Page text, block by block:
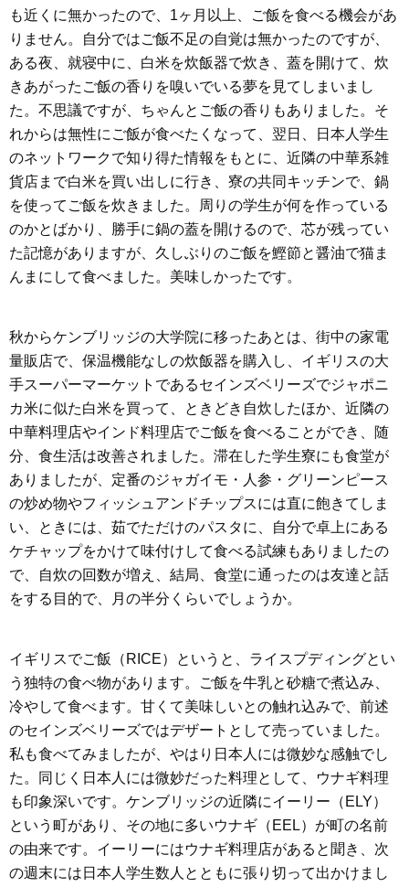
も近くに無かったので、1ヶ月以上、ご飯を食べる機会があ
りません。自分ではご飯不足の自覚は無かったのですが、
ある夜、就寝中に、白米を炊飯器で炊き、蓋を開けて、炊
きあがったご飯の香りを嗅いでいる夢を見てしまいまし
た。不思議ですが、ちゃんとご飯の香りもありました。そ
れからは無性にご飯が食べたくなって、翌日、日本人学生
のネットワークで知り得た情報をもとに、近隣の中華系雑
貨店まで白米を買い出しに行き、寮の共同キッチンで、鍋
を使ってご飯を炊きました。周りの学生が何を作っている
のかとばかり、勝手に鍋の蓋を開けるので、芯が残ってい
た記憶がありますが、久しぶりのご飯を鰹節と醤油で猫ま
んまにして食べました。美味しかったです。
秋からケンブリッジの大学院に移ったあとは、街中の家電
量販店で、保温機能なしの炊飯器を購入し、イギリスの大
手スーパーマーケットであるセインズベリーズでジャポニ
カ米に似た白米を買って、ときどき自炊したほか、近隣の
中華料理店やインド料理店でご飯を食べることができ、随
分、食生活は改善されました。滞在した学生寮にも食堂が
ありましたが、定番のジャガイモ・人参・グリーンピース
の炒め物やフィッシュアンドチップスには直に飽きてしま
い、ときには、茹でただけのパスタに、自分で卓上にある
ケチャップをかけて味付けして食べる試練もありましたの
で、自炊の回数が増え、結局、食堂に通ったのは友達と話
をする目的で、月の半分くらいでしょうか。
イギリスでご飯（RICE）というと、ライスプディングとい
う独特の食べ物があります。ご飯を牛乳と砂糖で煮込み、
冷やして食べます。甘くて美味しいとの触れ込みで、前述
のセインズベリーズではデザートとして売っていました。
私も食べてみましたが、やはり日本人には微妙な感触でし
た。同じく日本人には微妙だった料理として、ウナギ料理
も印象深いです。ケンブリッジの近隣にイーリー（ELY）
という町があり、その地に多いウナギ（EEL）が町の名前
の由来です。イーリーにはウナギ料理店があると聞き、次
の週末には日本人学生数人とともに張り切って出かけまし